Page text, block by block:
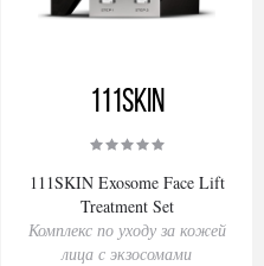
111SKIN
111SKIN Exosome Face Lift
Treatment Set
Комплекс по уходу за кожей
лица с экзосомами